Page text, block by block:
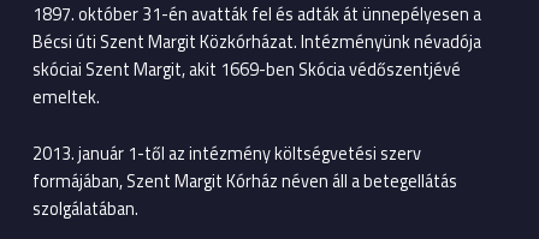
1897. október 31-én avatták fel és adták át ünnepélyesen a
Bécsi úti Szent Margit Közkórházat. Intézményünk névadója
skóciai Szent Margit, akit 1669-ben Skócia védőszentjévé
emeltek.
2013. január 1-től az intézmény költségvetési szerv
formájában, Szent Margit Kórház néven áll a betegellátás
szolgálatában.